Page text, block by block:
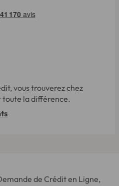
vous trouverez chez
toute la différence.
de Crédit en Ligne,